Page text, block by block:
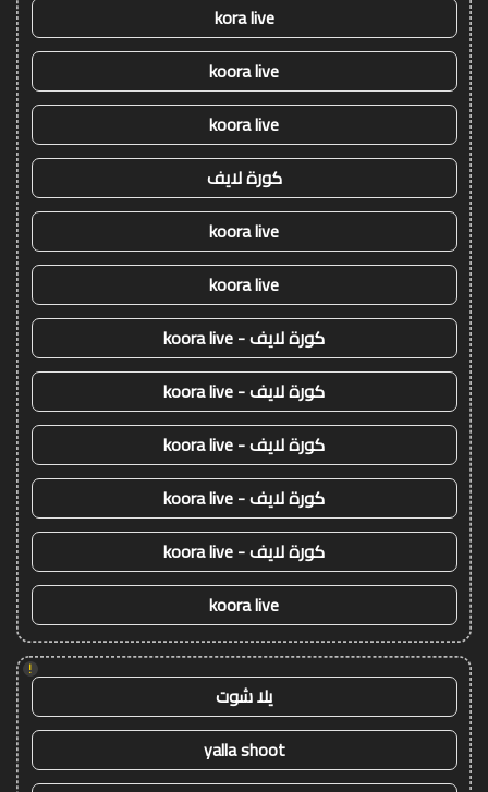
kora live
koora live
koora live
كورة لايف
koora live
koora live
كورة لايف - koora live
كورة لايف - koora live
كورة لايف - koora live
كورة لايف - koora live
كورة لايف - koora live
koora live
!
يلا شوت
yalla shoot